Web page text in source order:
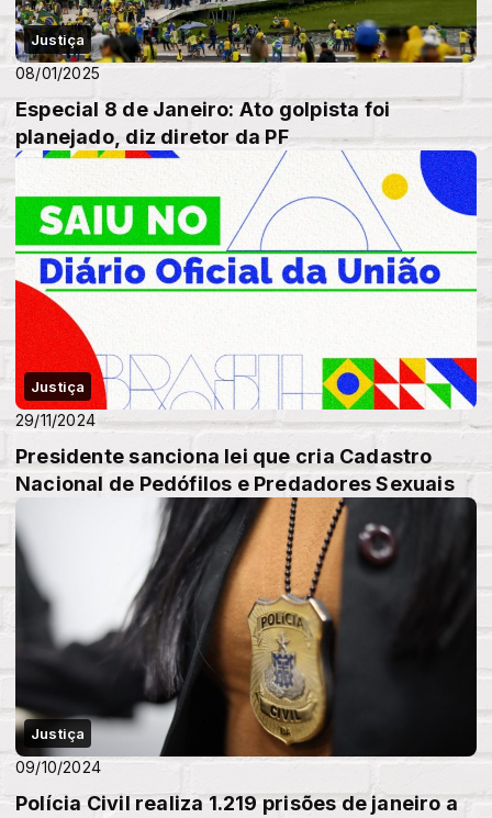
Justiça
08/01/2025
Especial 8 de Janeiro: Ato golpista foi
planejado, diz diretor da PF
Justiça
29/11/2024
Presidente sanciona lei que cria Cadastro
Nacional de Pedófilos e Predadores Sexuais
Justiça
09/10/2024
Polícia Civil realiza 1.219 prisões de janeiro a